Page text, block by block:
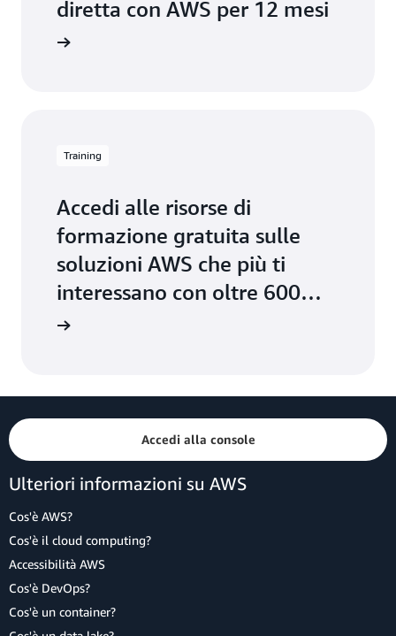
transazioni con un limite di gas superiore alle
stime.
diretta con AWS per 12 mesi
Training
Accedi alle risorse di
formazione gratuita sulle
soluzioni AWS che più ti
interessano con oltre 600
corsi per ogni ruolo e livello
Accedi alla console
Ulteriori informazioni su AWS
Cos'è AWS?
Cos'è il cloud computing?
Accessibilità AWS
Cos'è DevOps?
Cos'è un container?